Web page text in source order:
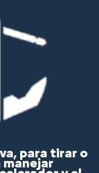
para tirar o
manejar